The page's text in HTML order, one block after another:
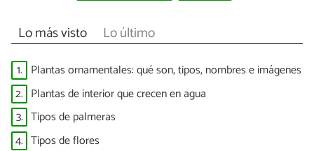
Lo más visto Lo último
1. Plantas ornamentales: qué son, tipos, nombres e imágenes
2. Plantas de interior que crecen en agua
3. Tipos de palmeras
4. Tipos de flores